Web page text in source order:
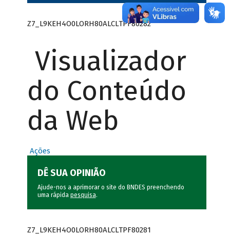
Z7_L9KEH4O0LORH80ALCLTPF80282
Visualizador
do Conteúdo
da Web
Ações
DÊ SUA OPINIÃO
Ajude-nos a aprimorar o site do BNDES preenchendo
uma rápida pesquisa.
Z7_L9KEH4O0LORH80ALCLTPF80281